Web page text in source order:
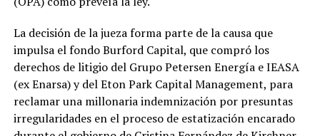
La decisión de la jueza forma parte de la causa que
impulsa el fondo Burford Capital, que compró los
derechos de litigio del Grupo Petersen Energía e IEASA
(ex Enarsa) y del Eton Park Capital Management, para
reclamar una millonaria indemnización por presuntas
irregularidades en el proceso de estatización encarado